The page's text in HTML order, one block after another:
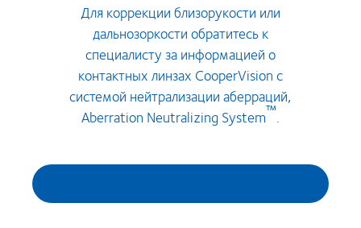
Для коррекции близорукости или
дальнозоркости обратитесь к
специалисту за информацией о
контактных линзах CooperVision с
системой нейтрализации аберраций,
Aberration Neutralizing System™.